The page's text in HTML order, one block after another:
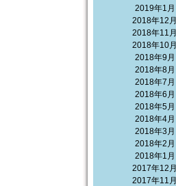
2019年1月
2018年12月
2018年11月
2018年10月
2018年9月
2018年8月
2018年7月
2018年6月
2018年5月
2018年4月
2018年3月
2018年2月
2018年1月
2017年12月
2017年11月